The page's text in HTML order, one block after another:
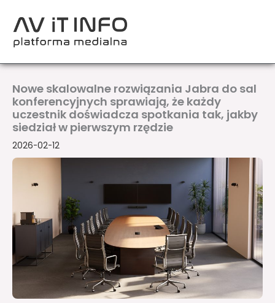
treści
Nowe skalowalne rozwiązania Jabra do sal
konferencyjnych sprawiają, że każdy
uczestnik doświadcza spotkania tak, jakby
siedział w pierwszym rzędzie
2026-02-12